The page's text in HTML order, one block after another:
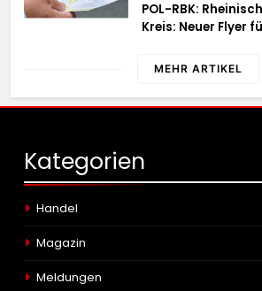
POL-RBK:
Kreis: Neuer Flyer
MEHR ARTIKEL
Kategorien
Handel
Magazin
Meldungen